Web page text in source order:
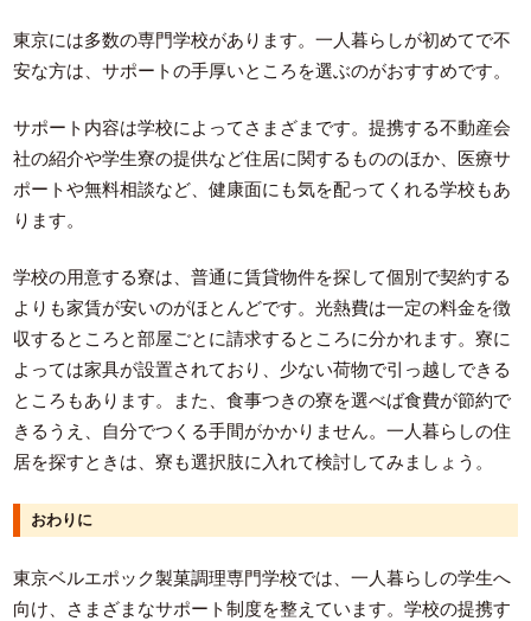
東京には多数の専門学校があります。一人暮らしが初めてで不
安な方は、サポートの手厚いところを選ぶのがおすすめです。
サポート内容は学校によってさまざまです。提携する不動産会
社の紹介や学生寮の提供など住居に関するもののほか、医療サ
ポートや無料相談など、健康面にも気を配ってくれる学校もあ
ります。
学校の用意する寮は、普通に賃貸物件を探して個別で契約する
よりも家賃が安いのがほとんどです。光熱費は一定の料金を徴
収するところと部屋ごとに請求するところに分かれます。寮に
よっては家具が設置されており、少ない荷物で引っ越しできる
ところもあります。また、食事つきの寮を選べば食費が節約で
きるうえ、自分でつくる手間がかかりません。一人暮らしの住
居を探すときは、寮も選択肢に入れて検討してみましょう。
おわりに
東京ベルエポック製菓調理専門学校では、一人暮らしの学生へ
向け、さまざまなサポート制度を整えています。学校の提携す